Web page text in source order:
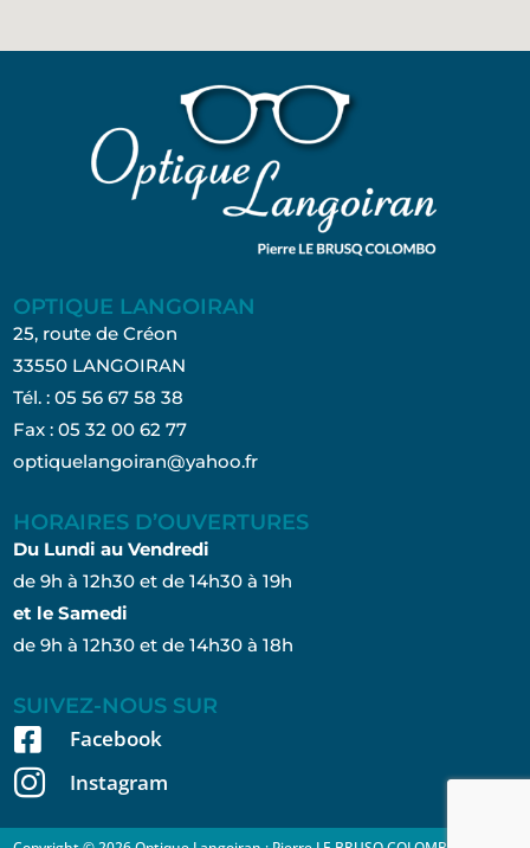
OPTIQUE LANGOIRAN
25, route de Créon
33550 LANGOIRAN
Tél. : 05 56 67 58 38
Fax : 05 32 00 62 77
optiquelangoiran@yahoo.fr
HORAIRES D’OUVERTURES
Du Lundi au Vendredi
de 9h à 12h30 et de 14h30 à 19h
et le Samedi
de 9h à 12h30 et de 14h30 à 18h
SUIVEZ-NOUS SUR
 Facebook
 Instagram